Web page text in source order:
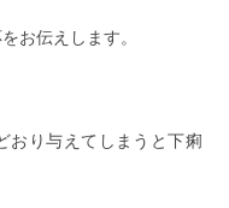
お伝えします。
り与えてしまうと下痢